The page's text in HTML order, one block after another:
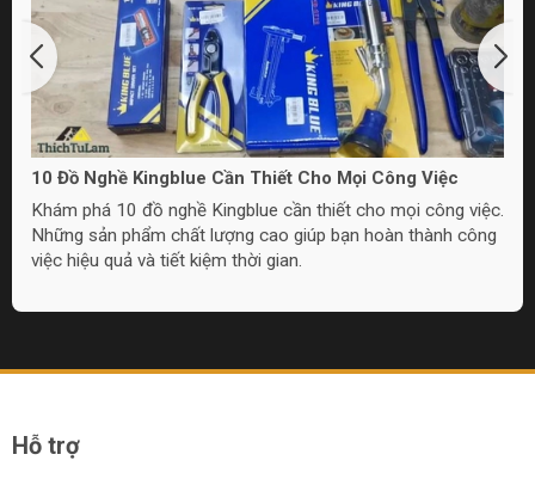
10 Đồ Nghề Kingblue Cần Thiết Cho Mọi Công Việc
Khám phá 10 đồ nghề Kingblue cần thiết cho mọi công việc.
Những sản phẩm chất lượng cao giúp bạn hoàn thành công
việc hiệu quả và tiết kiệm thời gian.
Hỗ trợ